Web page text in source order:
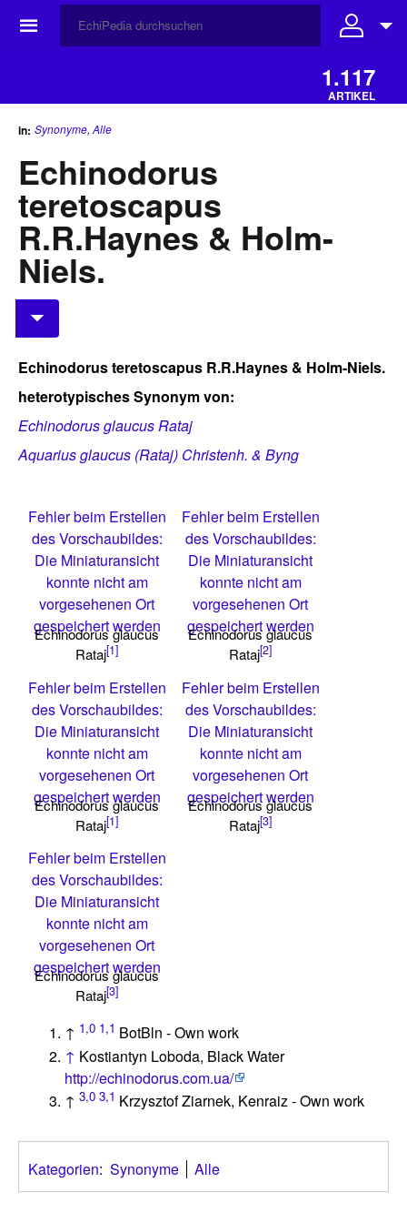
☰
1.117
ARTIKEL
in: Synonyme, Alle
Echinodorus
teretoscapus
R.R.Haynes & Holm-
Niels.
Echinodorus teretoscapus R.R.Haynes & Holm-Niels.
heterotypisches Synonym von:
Echinodorus glaucus Rataj
Aquarius glaucus (Rataj) Christenh. & Byng
Fehler beim Erstellen
des Vorschaubildes:
Die Miniaturansicht
konnte nicht am
vorgesehenen Ort
gespeichert werden
Echinodorus glaucus
Rataj[1]
Fehler beim Erstellen
des Vorschaubildes:
Die Miniaturansicht
konnte nicht am
vorgesehenen Ort
gespeichert werden
Echinodorus glaucus
Rataj[2]
Fehler beim Erstellen
des Vorschaubildes:
Die Miniaturansicht
konnte nicht am
vorgesehenen Ort
gespeichert werden
Echinodorus glaucus
Rataj[1]
Fehler beim Erstellen
des Vorschaubildes:
Die Miniaturansicht
konnte nicht am
vorgesehenen Ort
gespeichert werden
Echinodorus glaucus
Rataj[3]
Fehler beim Erstellen
des Vorschaubildes:
Die Miniaturansicht
konnte nicht am
vorgesehenen Ort
gespeichert werden
Echinodorus glaucus
Rataj[3]
↑ 1,0 1,1 BotBln - Own work
↑ Kostiantyn Loboda, Black Water
http://echinodorus.com.ua/
↑3,0 3,1 Krzysztof Ziarnek, Kenraiz - Own work
Kategorien: Synonyme Alle